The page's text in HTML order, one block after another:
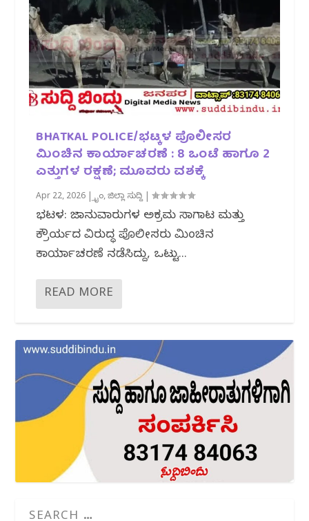
BHATKAL POLICE/ಭಟ್ಕಳ ಪೊಲೀಸರ
ಮಿಂಚಿನ ಕಾರ್ಯಾಚರಣೆ : 8 ಒಂಟೆ ಹಾಗೂ 2
ಎತ್ತುಗಳ ರಕ್ಷಣೆ; ಮೂವರು ವಶಕ್ಕೆ
Apr 22, 2026 |ಕ್ರೈಂ,ಜಿಲ್ಲಾ ಸುದ್ದಿ |
ಭಟ್ಕಳ: ಜಾನುವಾರುಗಳ ಅಕ್ರಮ ಸಾಗಾಟ ಮತ್ತು
ಕ್ರೌರ್ಯದ ವಿರುದ್ಧ ಪೊಲೀಸರು ಮಿಂಚಿನ
ಕಾರ್ಯಾಚರಣೆ ನಡೆಸಿದ್ದು, ಒಟ್ಟು...
READ MORE